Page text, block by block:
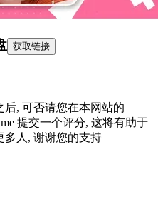
获取链接
后, 可否请您在本网站的
提交一个评分, 这将有助于
多人, 谢谢您的支持